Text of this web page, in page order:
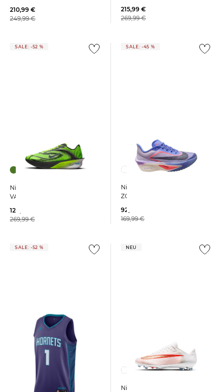
210,99 €
249,99 €
215,99 €
269,99 €
SALE: -52 %
Nike | Herren Laufschuhe
VAPORFLY 4
129,99 €
269,99 €
SALE: -45 %
+1
Nike | Damen Laufschuhe
ZOOM FLY 6
92,99 €
169,99 €
SALE: -52 % NEU
Nike | Fußballschuhe Rasen